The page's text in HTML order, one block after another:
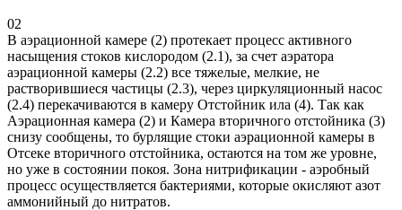
02
В аэрационной камере (2) протекает процесс активного
насыщения стоков кислородом (2.1), за счет аэратора
аэрационной камеры (2.2) все тяжелые, мелкие, не
растворившиеся частицы (2.3), через циркуляционный насос
(2.4) перекачиваются в камеру Отстойник ила (4). Так как
Аэрационная камера (2) и Камера вторичного отстойника (3)
снизу сообщены, то бурлящие стоки аэрационной камеры в
Отсеке вторичного отстойника, остаются на том же уровне,
но уже в состоянии покоя. Зона нитрификации - аэробный
процесс осуществляется бактериями, которые окисляют азот
аммонийный до нитратов.